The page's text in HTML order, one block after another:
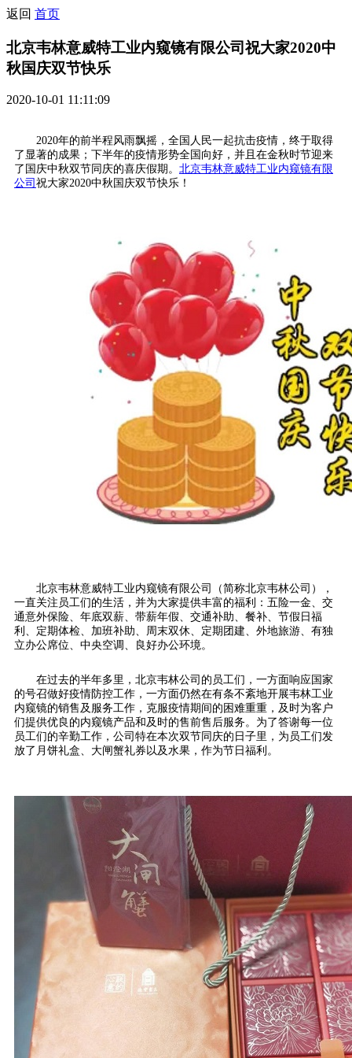
返回 首页
北京韦林意威特工业内窥镜有限公司祝大家2020中
秋国庆双节快乐
2020-10-01 11:11:09
2020年的前半程风雨飘摇，全国人民一起抗击疫情，终于取得
了显著的成果；下半年的疫情形势全国向好，并且在金秋时节迎来
了国庆中秋双节同庆的喜庆假期。 北京韦林意威特工业内窥镜有限
公司 祝大家2020中秋国庆双节快乐！
北京韦林意威特工业内窥镜有限公司（简称北京韦林公司），
一直关注员工们的生活，并为大家提供丰富的福利：五险一金、交
通意外保险、年底双薪、带薪年假、交通补助、餐补、节假日福
利、定期体检、加班补助、周末双休、定期团建、外地旅游、有独
立办公席位、中央空调、良好办公环境。
在过去的半年多里，北京韦林公司的员工们，一方面响应国家
的号召做好疫情防控工作，一方面仍然在有条不紊地开展韦林工业
内窥镜的销售及服务工作，克服疫情期间的困难重重，及时为客户
们提供优良的内窥镜产品和及时的售前售后服务。为了答谢每一位
员工们的辛勤工作，公司特在本次双节同庆的日子里，为员工们发
放了月饼礼盒、大闸蟹礼券以及水果，作为节日福利。